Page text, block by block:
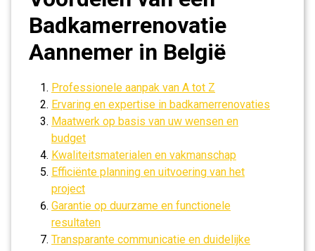
Badkamerrenovatie
Aannemer in België
Professionele aanpak van A tot Z
Ervaring en expertise in badkamerrenovaties
Maatwerk op basis van uw wensen en
budget
Kwaliteitsmaterialen en vakmanschap
Efficiënte planning en uitvoering van het
project
Garantie op duurzame en functionele
resultaten
Transparante communicatie en duidelijke